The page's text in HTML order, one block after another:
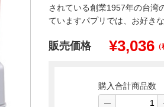
されている創業1957年の台湾
ていますパプリでは、お好き
販売価格 ¥3,036
購入合計商品数